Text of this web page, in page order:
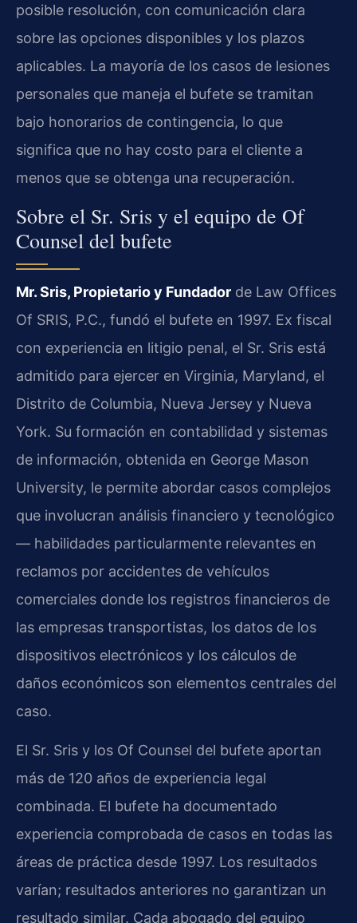
posible resolución, con comunicación clara
sobre las opciones disponibles y los plazos
aplicables. La mayoría de los casos de lesiones
personales que maneja el bufete se tramitan
bajo honorarios de contingencia, lo que
significa que no hay costo para el cliente a
menos que se obtenga una recuperación.
Sobre el Sr. Sris y el equipo de Of
Counsel del bufete
Mr. Sris, Propietario y Fundador de Law Offices
Of SRIS, P.C., fundó el bufete en 1997. Ex fiscal
con experiencia en litigio penal, el Sr. Sris está
admitido para ejercer en Virginia, Maryland, el
Distrito de Columbia, Nueva Jersey y Nueva
York. Su formación en contabilidad y sistemas
de información, obtenida en George Mason
University, le permite abordar casos complejos
que involucran análisis financiero y tecnológico
— habilidades particularmente relevantes en
reclamos por accidentes de vehículos
comerciales donde los registros financieros de
las empresas transportistas, los datos de los
dispositivos electrónicos y los cálculos de
daños económicos son elementos centrales del
caso.
El Sr. Sris y los Of Counsel del bufete aportan
más de 120 años de experiencia legal
combinada. El bufete ha documentado
experiencia comprobada de casos en todas las
áreas de práctica desde 1997. Los resultados
varían; resultados anteriores no garantizan un
resultado similar. Cada abogado del equipo